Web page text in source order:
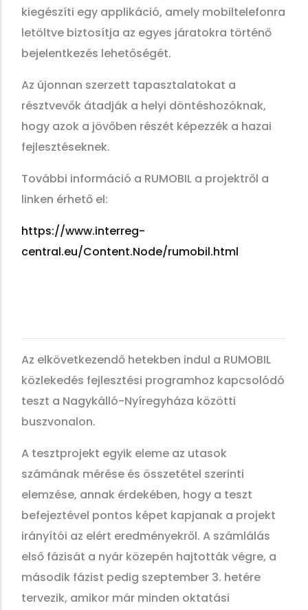
kiegészíti egy applikáció, amely mobiltelefonra
letöltve biztosítja az egyes járatokra történő
bejelentkezés lehetőségét.
Az újonnan szerzett tapasztalatokat a
résztvevők átadják a helyi döntéshozóknak,
hogy azok a jövőben részét képezzék a hazai
fejlesztéseknek.
További információ a RUMOBIL a projektről a
linken érhető el:
https://www.interreg-
central.eu/Content.Node/rumobil.html
Az elkövetkezendő hetekben indul a RUMOBIL
közlekedés fejlesztési programhoz kapcsolódó
teszt a Nagykálló-Nyíregyháza közötti
buszvonalon.
A tesztprojekt egyik eleme az utasok
számának mérése és összetétel szerinti
elemzése, annak érdekében, hogy a teszt
befejeztével pontos képet kapjanak a projekt
irányítói az elért eredményekről. A számlálás
első fázisát a nyár közepén hajtották végre, a
második fázist pedig szeptember 3. hetére
tervezik, amikor már minden oktatási